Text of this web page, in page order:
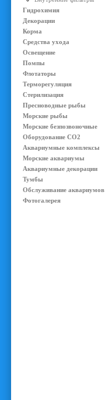
Гидрохимия
Декорации
Корма
Средства ухода
Освещение
Помпы
Флотаторы
Терморегуляция
Стерилизация
Пресноводные рыбы
Морские рыбы
Морские безпозвоночные
Оборудование CO2
Аквариумные комплексы
Морские аквариумы
Аквариумные декорации
Тумбы
Обслуживание аквариумов
Фотогалерея